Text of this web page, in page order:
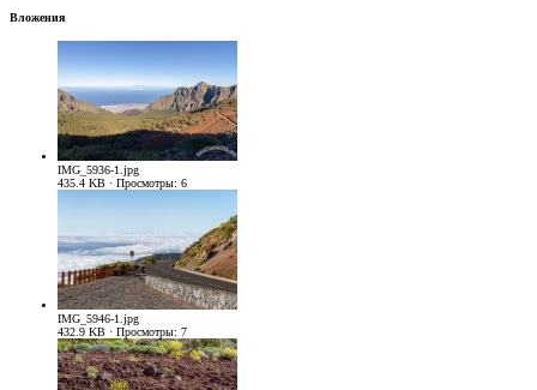
Вложения
IMG_5936-1.jpg
435.4 KB · Просмотры: 6
IMG_5946-1.jpg
432.9 KB · Просмотры: 7